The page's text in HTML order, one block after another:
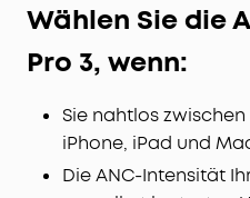
Klangkurve. Dolby Atmos
immersiven Sound und
sorgt für Hi-Fi-Klang.
KWS-Befehle (20+,
Internetverbindung).
kompatibel mit Apple
Wählen Sie die
Pro 3, wenn:
Sie nahtlos
iPhone, iPad und
Die ANC-Intensität